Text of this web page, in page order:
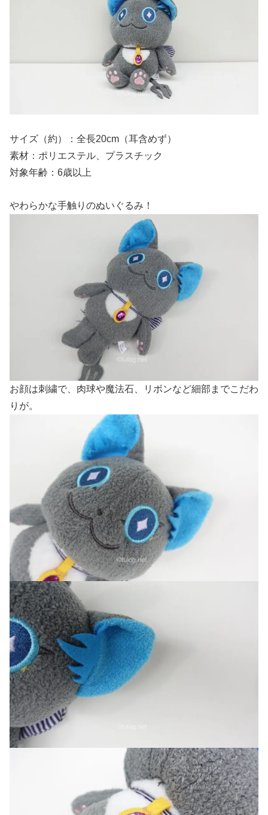
サイズ（約）：全長20cm（耳含めず）
素材：ポリエステル、プラスチック
対象年齢：6歳以上
やわらかな手触りのぬいぐるみ！
お顔は刺繍で、肉球や魔法石、リボンなど細部までこだわ
りが。